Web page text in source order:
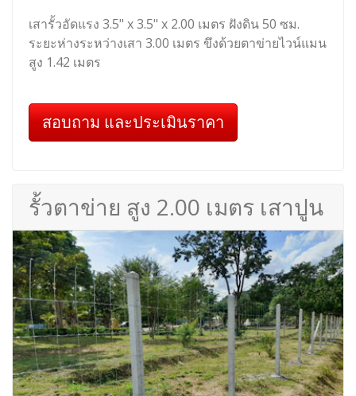
เสารั้วอัดแรง 3.5" x 3.5" x 2.00 เมตร ฝังดิน 50 ซม.
ระยะห่างระหว่างเสา 3.00 เมตร ขึงด้วยตาข่ายไวน์แมน
สูง 1.42 เมตร
สอบถาม และประเมินราคา
รั้วตาข่าย สูง 2.00 เมตร เสาปูน